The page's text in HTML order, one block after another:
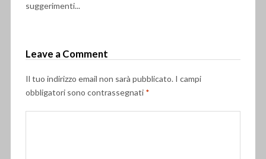
suggerimenti...
Leave a Comment
Il tuo indirizzo email non sarà pubblicato. I campi
obbligatori sono contrassegnati *